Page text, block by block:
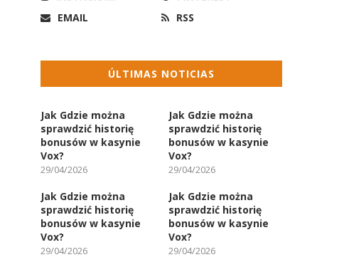
EMAIL
RSS
ÚLTIMAS NOTICIAS
Jak Gdzie można
sprawdzić historię
bonusów w kasynie
Vox?
29/04/2026
Jak Gdzie można
sprawdzić historię
bonusów w kasynie
Vox?
29/04/2026
Jak Gdzie można
sprawdzić historię
bonusów w kasynie
Vox?
29/04/2026
Jak Gdzie można
sprawdzić historię
bonusów w kasynie
Vox?
29/04/2026